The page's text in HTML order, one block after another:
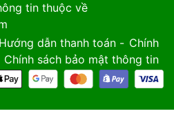
tin thuộc về
Hướng dẫn thanh toán - Chính
Chính sách bảo mật thông tin